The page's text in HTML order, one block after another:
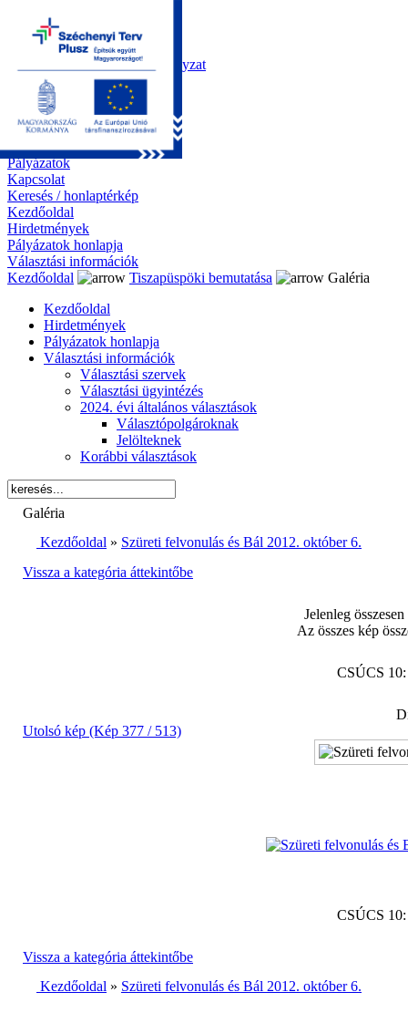
Kezdőoldal
Önkormányzat
Polgármesteri Hivatal
Roma Nemzetiségi Önkormányzat
Elektronikus ügyintézés
Közérdekű információk
Tiszapüspöki bemutatása
Galéria
Díjazottaink
Pályázatok
Kapcsolat
Keresés / honlaptérkép
Kezdőoldal
Hirdetmények
Pályázatok honlapja
Választási információk
Kezdőoldal
Tiszapüspöki bemutatása
Galéria
Kezdőoldal
Hirdetmények
Pályázatok honlapja
Választási információk
Választási szervek
Választási ügyintézés
2024. évi általános választások
Választópolgároknak
Jelölteknek
Korábbi választások
Galéria
Kezdőoldal » Szüreti felvonulás és Bál 2012. október 6.
Vissza a kategória áttekintőbe
Jelenleg
Az összes kép
CSÚCS
Utolsó kép (Kép 377 / 513)
CSÚCS
Vissza a kategória áttekintőbe
Kezdőoldal » Szüreti felvonulás és Bál 2012. október 6.